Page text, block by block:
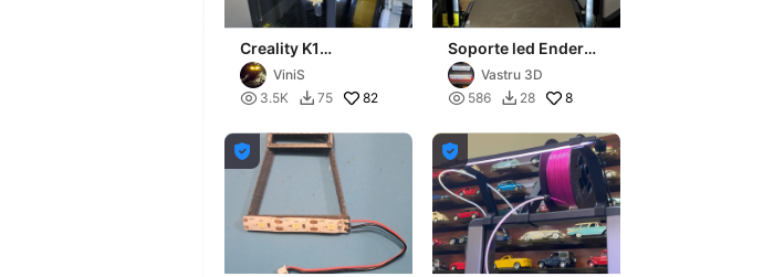
Creality K1
Independent
Ledstrip Support
ViniS
 3.5K  75 82
Soporte led Ender
3V3 Vastru 3D
 586  28 8
 